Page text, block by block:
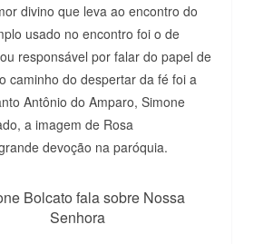
divino que leva ao encontro do
usado no encontro foi o de
responsável por falar do papel de
caminho do despertar da fé foi a
Antônio do Amparo, Simone
a imagem de Rosa
devoção na paróquia.
Bolcato fala sobre Nossa
Senhora